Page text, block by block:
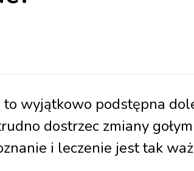
wyjątkowo podstępna
dostrzec zmiany
i leczenie jest tak